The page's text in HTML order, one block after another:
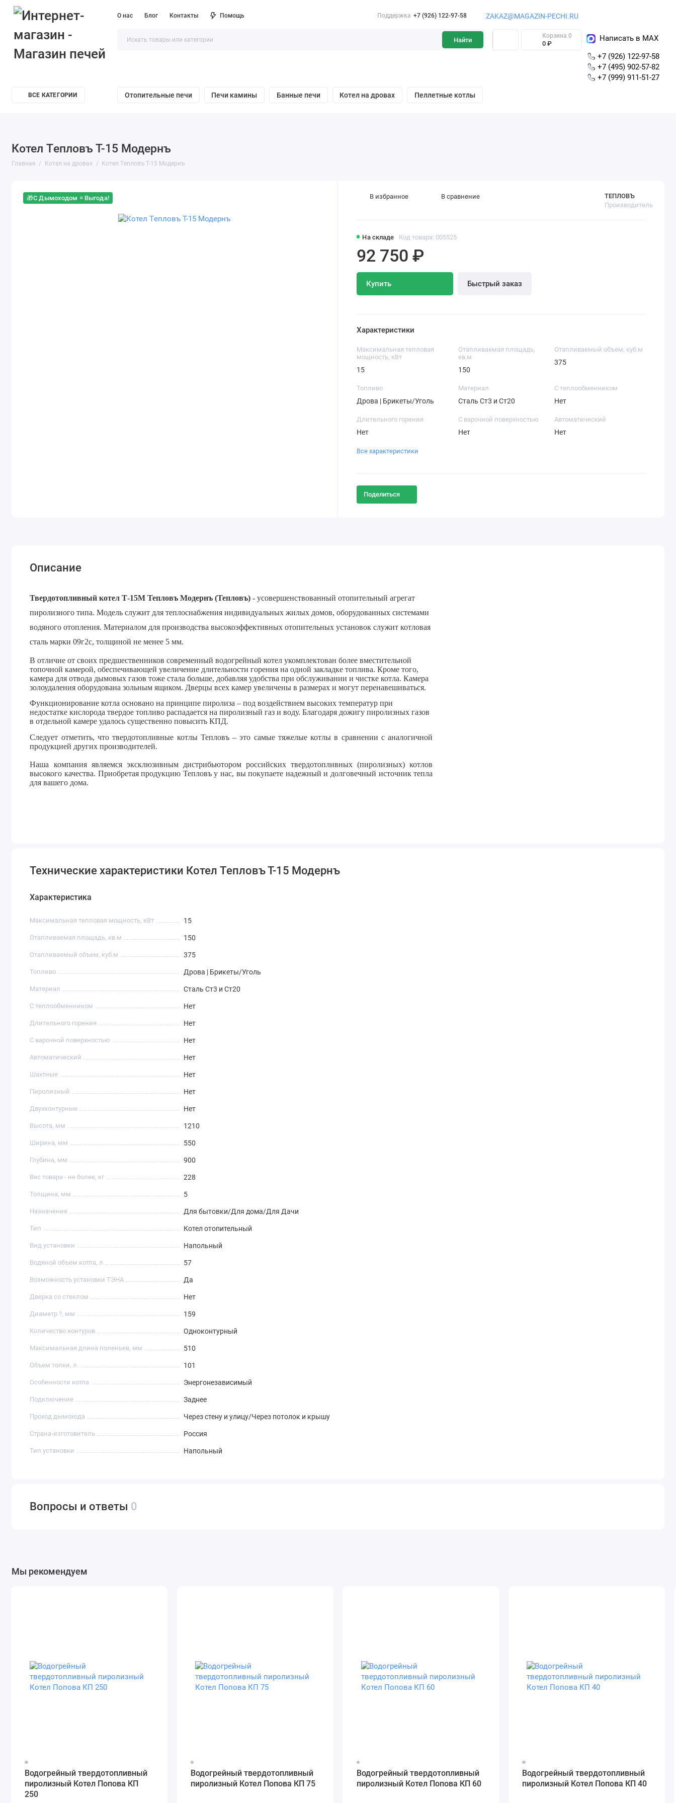
О нас Блог Контакты Помощь Поддержка +7 (926) 122-97-58 ZAKAZ@MAGAZIN-PECHI.RU
Найти
Корзина 0
0 ₽
Написать в MAX
+7 (926) 122-97-58
+7 (495) 902-57-82
+7 (999) 911-51-27
ВСЕ КАТЕГОРИИ Отопительные печи Печи камины Банные печи Котел на дровах Пеллетные котлы
Котел Tепловъ Т-15 Mодернъ
Главная Котел на дровах Котел Tепловъ Т-15 Mодернъ
🎁С Дымоходом = Выгода!
На складе Код товара: 005525
ТЕПЛОВЪ
Производитель
92 750 ₽
Купить Быстрый заказ
В избранное В сравнение
Характеристики
Максимальная тепловая
мощность, кВт
15
Отапливаемая площадь,
кв.м
150
Отапливаемый объем, куб.м
375
Топливо
Дрова | Брикеты/Уголь
Материал
Сталь Ст3 и Ст20
С теплообменником
Нет
Длительного горения
Нет
С варочной поверхностью
Нет
Автоматический
Нет
Все характеристики
Поделиться
Описание
Твердотопливный котел Т-15М Тепловъ Модернъ (Тепловъ) -усовершенствованный отопительный агрегат
пиролизного типа. Модель служит для теплоснабжения индивидуальных жилых домов, оборудованных системами
водяного отопления. Материалом для производства высокоэффективных отопительных установок служит котловая
сталь марки09г2с, толщиной не менее 5 мм.
В отличие от своих предшественников современный водогрейный котел укомплектован более вместительной
топочной камерой, обеспечивающей увеличение длительности горения на одной закладке топлива. Кроме того,
камера для отвода дымовых газов тоже стала больше, добавляя удобства при обслуживании и чистке котла. Камера
золоудаления оборудована зольным ящиком. Дверцы всех камер увеличены в размерах и могут перенавешиваться.
Функционирование котла основано на принципе пиролиза – под воздействием высоких температур при
недостатке кислорода твердое топливо распадается на пиролизный газ и воду. Благодаря дожигу пиролизных газов
в отдельной камере удалось существенно повысить КПД.
Следует отметить, что твердотопливные котлы Тепловъ – это самые тяжелые котлы в сравнении с аналогичной
продукцией других производителей.
Наша компания являемся эксклюзивным дистрибьютором российских твердотопливных (пиролизных) котлов
высокого качества. Приобретая продукцию Тепловъ у нас, вы покупаете надежный и долговечный источник тепла
для вашего дома.
Технические характеристики Котел Tепловъ Т-15 Mодернъ
Характеристика
Максимальная тепловая мощность, кВт 15
Отапливаемая площадь, кв.м 150
Отапливаемый объем, куб.м 375
Топливо Дрова | Брикеты/Уголь
Материал Сталь Ст3 и Ст20
С теплообменником Нет
Длительного горения Нет
С варочной поверхностью Нет
Автоматический Нет
Шахтные Нет
Пиролизный Нет
Двухконтурные Нет
Высота, мм 1210
Ширина, мм 550
Глубина, мм 900
Вес товара - не более, кг 228
Толщина, мм 5
Назначение Для бытовки/Для дома/Для Дачи
Тип Котел отопительный
Вид установки Напольный
Водяной объем котла, л 57
Возможность установки ТЭНА Да
Дверка со стеклом Нет
Диаметр ?, мм 159
Количество контуров Одноконтурный
Максимальная длина поленьев, мм 510
Объем топки, л. 101
Особенности котла Энергонезависимый
Подключение Заднее
Проход дымохода Через стену и улицу/Через потолок и крышу
Страна-изготовитель Россия
Тип установки Напольный
Вопросы и ответы 0
Мы рекомендуем
Водогрейный твердотопливный
пиролизный Котел Попова КП
250
Водогрейный твердотопливный
пиролизный Котел Попова КП 75
Водогрейный твердотопливный
пиролизный Котел Попова КП 60
Водогрейный твердотопливный
пиролизный Котел Попова КП 40